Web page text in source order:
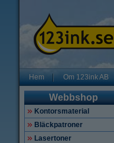
Hem Om 123ink AB
Webbshop
Kontorsmaterial
Bläckpatroner
Lasertoner